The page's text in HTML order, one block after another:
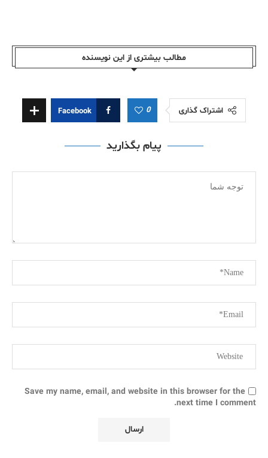
مطالب بیشتری از این نویسندە
اشتراک گذاری 0
Facebook
پیام بگذارید
Save my name, email, and website in this browser for the
next time I comment.